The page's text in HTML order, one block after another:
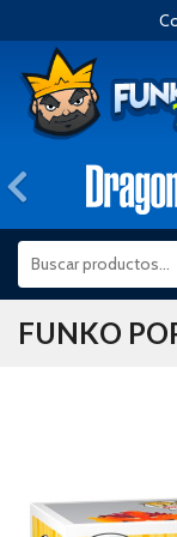
Anterior
FUNKO